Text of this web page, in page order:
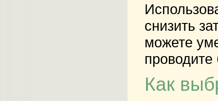
снизить
можете
Как